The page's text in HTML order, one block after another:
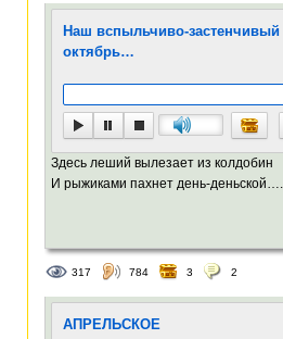
Наш вспыльчиво-застенчивый
октябрь…
Здесь леший вылезает из колдобин
И рыжиками пахнет день-деньской…...
317 784 3 2
АПРЕЛЬСКОЕ